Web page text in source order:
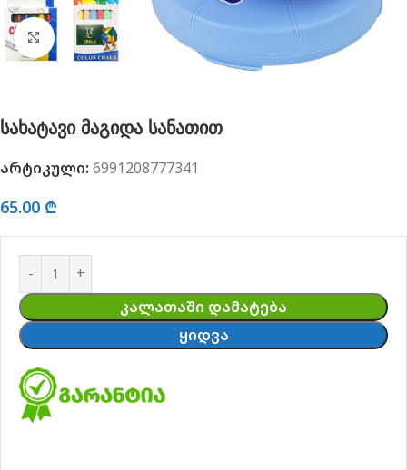
გახსნა
სახატავი მაგიდა სანათით
არტიკული: 6991208777341
65.00 ₾
ᲙᲐᲚᲐᲗᲐᲨᲘ ᲓᲐᲛᲐᲢᲔᲑᲐ
ᲧᲘᲓᲕᲐ